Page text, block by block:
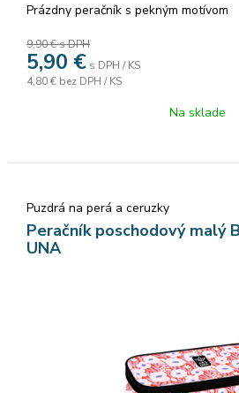
Prázdny peračník s pekným motívom
9,90 €s DPH
5,90 € s DPH / KS
4,80 € bez DPH / KS
Na sklade
Puzdrá na perá a ceruzky
Peračník poschodový malý
UNA